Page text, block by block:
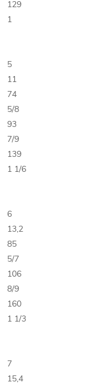
129
1
5
11
74
5/8
93
7/9
139
1 1/6
6
13,2
85
5/7
106
8/9
160
1 1/3
7
15,4